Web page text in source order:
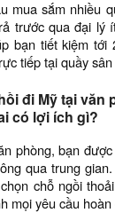
mua sắm nhiều
trước qua đại lý
bạn tiết kiệm tới
tiếp tại quầy sân
đi Mỹ tại văn
có lợi ích gì?
phòng, bạn
qua trung
chỗ ngồi
mọi yêu cầu hoàn